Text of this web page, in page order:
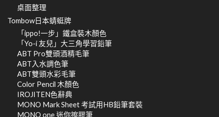
桌面整理
Tombow日本蜻蜓牌
「ippo!一步」鐵盒裝木顏色
「Yo-i 友兒」大三角學習鉛筆
ABT Pro雙頭酒精毛筆
ABT入水調色筆
ABT雙頭水彩毛筆
Color Pencil 木顏色
IROJITEN色辭典
MONO Mark Sheet 考試用HB鉛筆套裝
MONO one 迷你擦膠筆